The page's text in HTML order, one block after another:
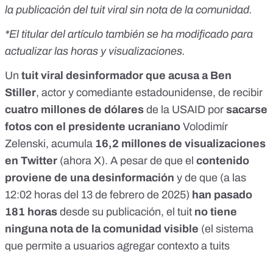
la publicación del tuit viral sin nota de la comunidad.
*El titular del artículo también se ha modificado para
actualizar las horas y visualizaciones.
Un tuit viral desinformador que acusa a Ben
Stiller, actor y comediante estadounidense, de recibir
cuatro millones de dólares de la USAID por sacarse
fotos con el presidente ucraniano Volodimír
Zelenski, acumula 16,2 millones de visualizaciones
en Twitter (ahora X). A pesar de que el contenido
proviene de una desinformación y de que (a las
12:02 horas del 13 de febrero de 2025) han pasado
181 horas desde su publicación, el tuit no tiene
ninguna nota de la comunidad visible (el sistema
que permite a usuarios agregar contexto a tuits